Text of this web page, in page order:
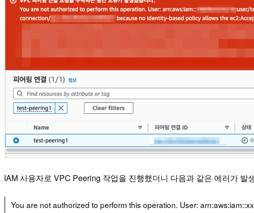
IAM 사용자로 VPC Peering 작업을 진행했더니 다음과 같은 에러가 발
You are not authorized to perform this operation. User: